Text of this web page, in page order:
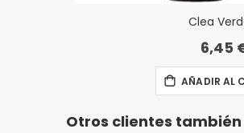
Clea
6,45
AÑADIR AL
Otros clientes